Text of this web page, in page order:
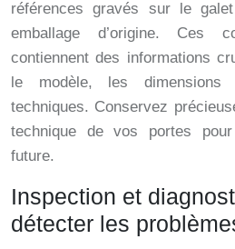
références gravés sur le
emballage d’origine. Ces
contiennent des informations
le modèle, les
techniques. Conservez
technique de vos portes pour
future.
Inspection et
détecter les